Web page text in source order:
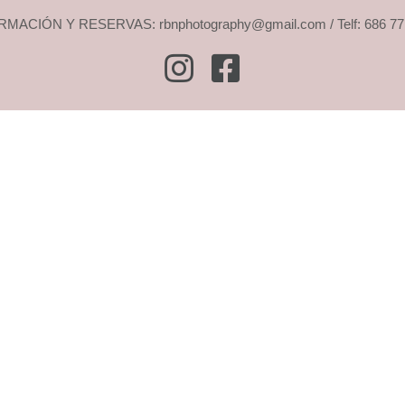
Y RESERVAS: rbnphotography@gmail.com / Telf: 686
Instagram